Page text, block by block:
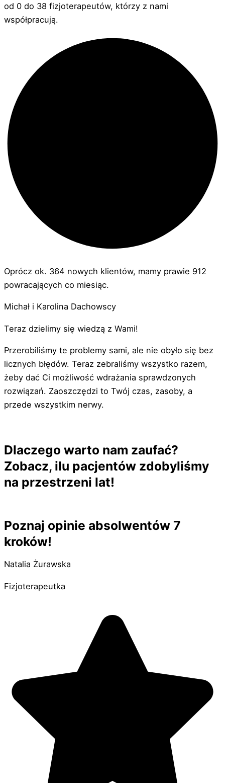
od 0 do 38 fizjoterapeutów, którzy z nami
współpracują.
Oprócz ok. 364 nowych klientów, mamy prawie 912
powracających co miesiąc.
Michał i Karolina Dachowscy
Teraz dzielimy się wiedzą z Wami!
Przerobiliśmy te problemy sami, ale nie obyło się bez
licznych błędów. Teraz zebraliśmy wszystko razem,
żeby dać Ci możliwość wdrażania sprawdzonych
rozwiązań. Zaoszczędzi to Twój czas, zasoby, a
przede wszystkim nerwy.
Dlaczego warto nam zaufać?
Zobacz, ilu pacjentów zdobyliśmy
na przestrzeni lat!
Poznaj opinie absolwentów 7
kroków!
Natalia Żurawska
Fizjoterapeutka